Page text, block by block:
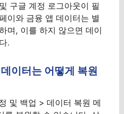
구글 계정 로그아웃이 필
이와 금융 앱 데이터는 별
며, 이를 하지 않으면 데이
.
이터는 어떻게 복원
및 백업 > 데이터 복원 메